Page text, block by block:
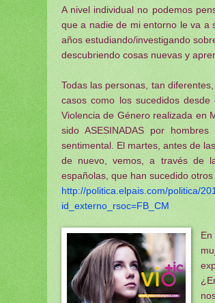
A nivel individual no podemos
que a nadie de mi entorno le va a
años estudiando/investigando
descubriendo cosas nuevas y
Todas las personas, tan
casos como los sucedidos
Violencia de Género realizada en
sido ASESINADAS por
sentimental. El martes, antes de
de nuevo, vemos, a través de
españolas, que han sucedido
http://politica.elpais.com/politica/
id_externo_rsoc=FB_CM